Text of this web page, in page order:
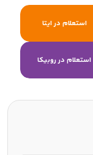
استعلام در ایتا
استعلام در روبیکا